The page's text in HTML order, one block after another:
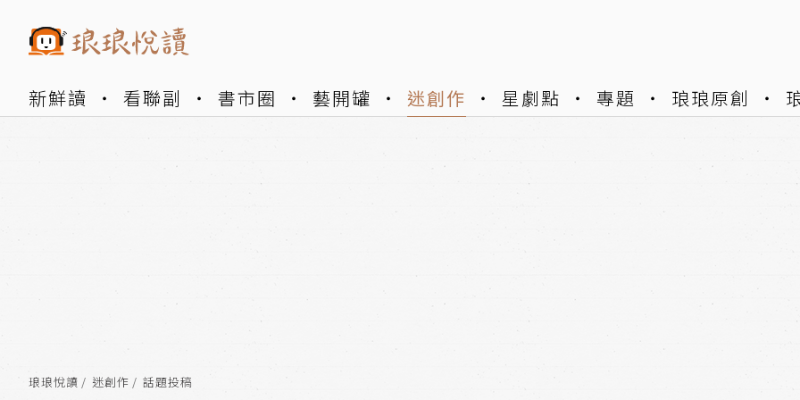
新鮮讀 看聯副 書市圈 藝開罐 迷創作 星劇點 專題 琅琅原創
琅琅悅讀 迷創作 話題投稿